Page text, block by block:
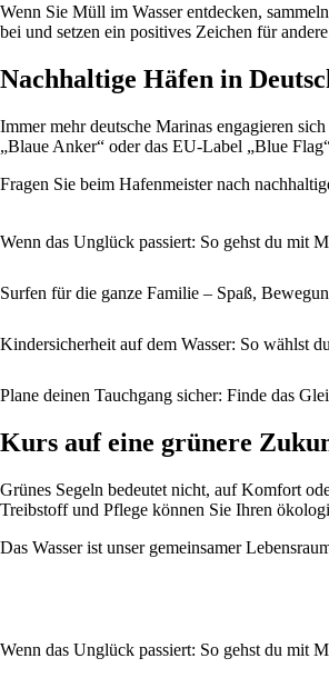
Wenn Sie Müll im Wasser entdecken,
bei und setzen ein positives Zeichen für
Nachhaltige Häfen in
Immer mehr deutsche Marinas engagieren
„Blaue Anker“ oder das EU-Label „Blue
Fragen Sie beim Hafenmeister nach
Wenn das Unglück passiert: So gehst du mit
Surfen für die ganze Familie – Spaß,
Kindersicherheit auf dem Wasser: So wählst
Plane deinen Tauchgang sicher: Finde das
Kurs auf eine grünere
Grünes Segeln bedeutet nicht, auf Komfort
Treibstoff und Pflege können Sie Ihren
Das Wasser ist unser gemeinsamer
Wenn das Unglück passiert: So gehst du mit